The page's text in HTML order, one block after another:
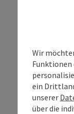
Wir
Funktionen
ein
unserer
über die